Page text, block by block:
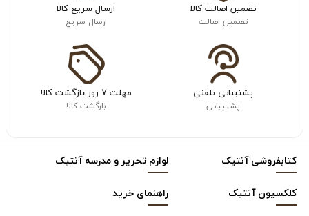
تضمین اصالت کالا
تضمین اصالت
ارسال سریع کالا
ارسال سریع
پشتیبانی تلفنی
پشتیبانی
مهلت ۷ روز بازگشت کالا
بازگشت کالا
کتابفروشی آنتیک
لوازم تحریر و مدرسه آنتیک
کلکسیون آنتیک
راهنمای خرید